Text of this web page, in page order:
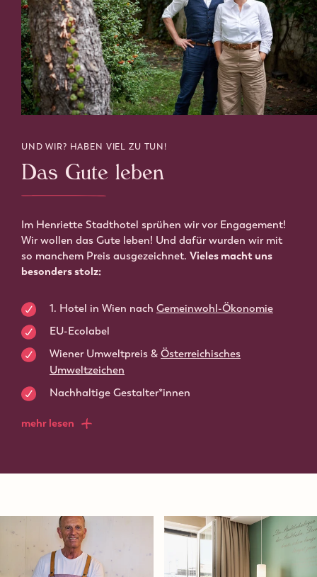
UND WIR? HABEN VIEL ZU TUN!
Das Gute leben
Im Henriette Stadthotel sprühen wir vor Engagement!
Wir wollen das Gute leben! Und dafür wurden wir mit
so manchem Preis ausgezeichnet. Vieles macht uns
besonders stolz:
1. Hotel in Wien nach Gemeinwohl-Ökonomie
EU-Ecolabel
Wiener Umweltpreis & Österreichisches
Umweltzeichen
Nachhaltige Gestalter*innen
mehr lesen